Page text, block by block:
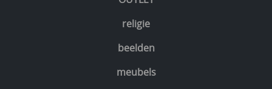
religie
beelden
meubels